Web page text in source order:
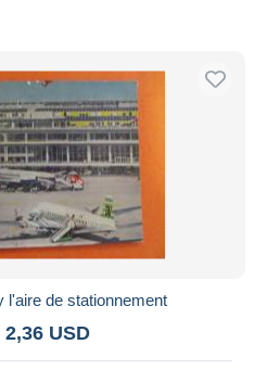
l'aire de stationnement
2,36 USD